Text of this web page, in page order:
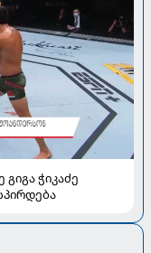
გიგა ჭიკაძე